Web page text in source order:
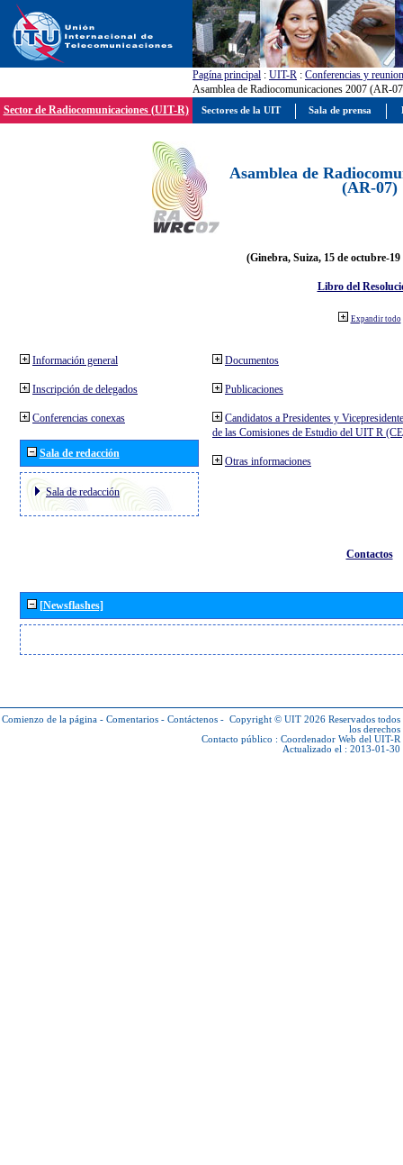
Pagína principal : UIT-R : Conferencias y
Asamblea de Radiocomunicaciones 2007 (AR-
Sector de Radiocomunicaciones (UIT-R)
Asamblea de
(AR-07)
(Ginebra, Suiza, 15 de octubre-19
Libro del
Expandir todo
Información general
Inscripción de delegados
Conferencias conexas
Sala de redacción
Sala de redacción
Documentos
Publicaciones
Candidatos a Presidentes y
de las Comisiones de Estudio del UIT R
Otras informaciones
Contactos
[Newsflashes]
Comienzo de la página - Comentarios - Contáctenos - Copyright © UIT 2026 Reservados todos
los derechos
Contacto público : Coordenador Web del UIT-R
Actualizado el : 2013-01-30
Sectores de la UIT Sala de prensa